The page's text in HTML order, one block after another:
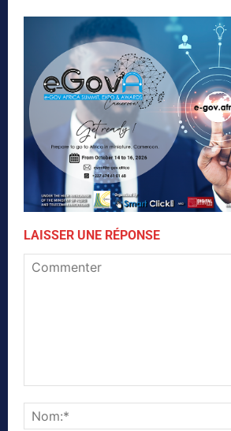
LAISSER UNE RÉPONSE